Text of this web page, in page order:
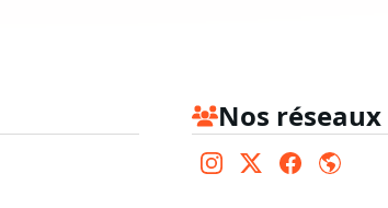
Nos réseaux